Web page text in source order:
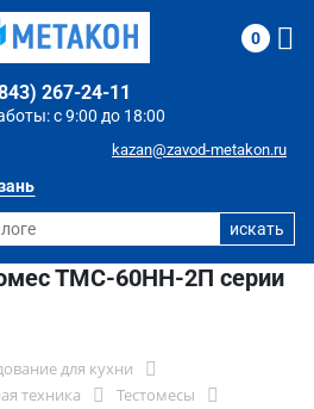
с 9:00 до 18:00
267-24-11
kazan@zavod-metakon.ru
0
ТМС-60НН-2П серии
для кухни
техника
Тестомесы